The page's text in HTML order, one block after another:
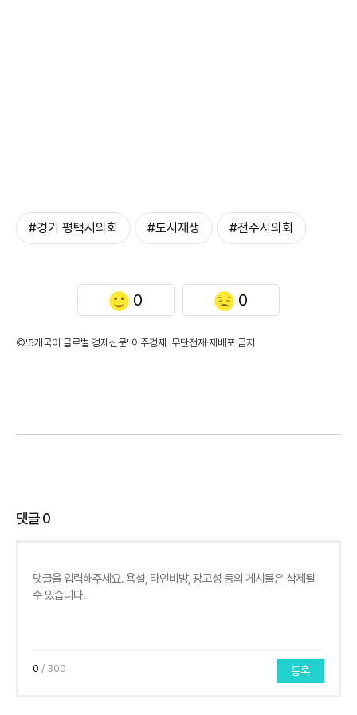
#경기 평택시의회 #도시재생 #전주시의회
0 0
©'5개국어 글로벌 경제신문' 아주경제. 무단전재·재배포 금지
댓글0
0 / 300 등록